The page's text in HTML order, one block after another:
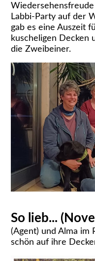
Labbi-Party auf der
gab es eine Auszeit
kuscheligen Decken
die Zweibeiner.
So lieb...
(Agent) und Alma im
schön auf ihre